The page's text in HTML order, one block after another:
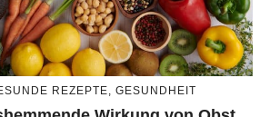
REZEPTE, GESUNDHEIT